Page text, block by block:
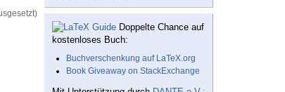
Doppelte Chance auf
kostenloses Buch:
Buchverschenkung auf LaTeX.org
Book Giveaway on StackExchange